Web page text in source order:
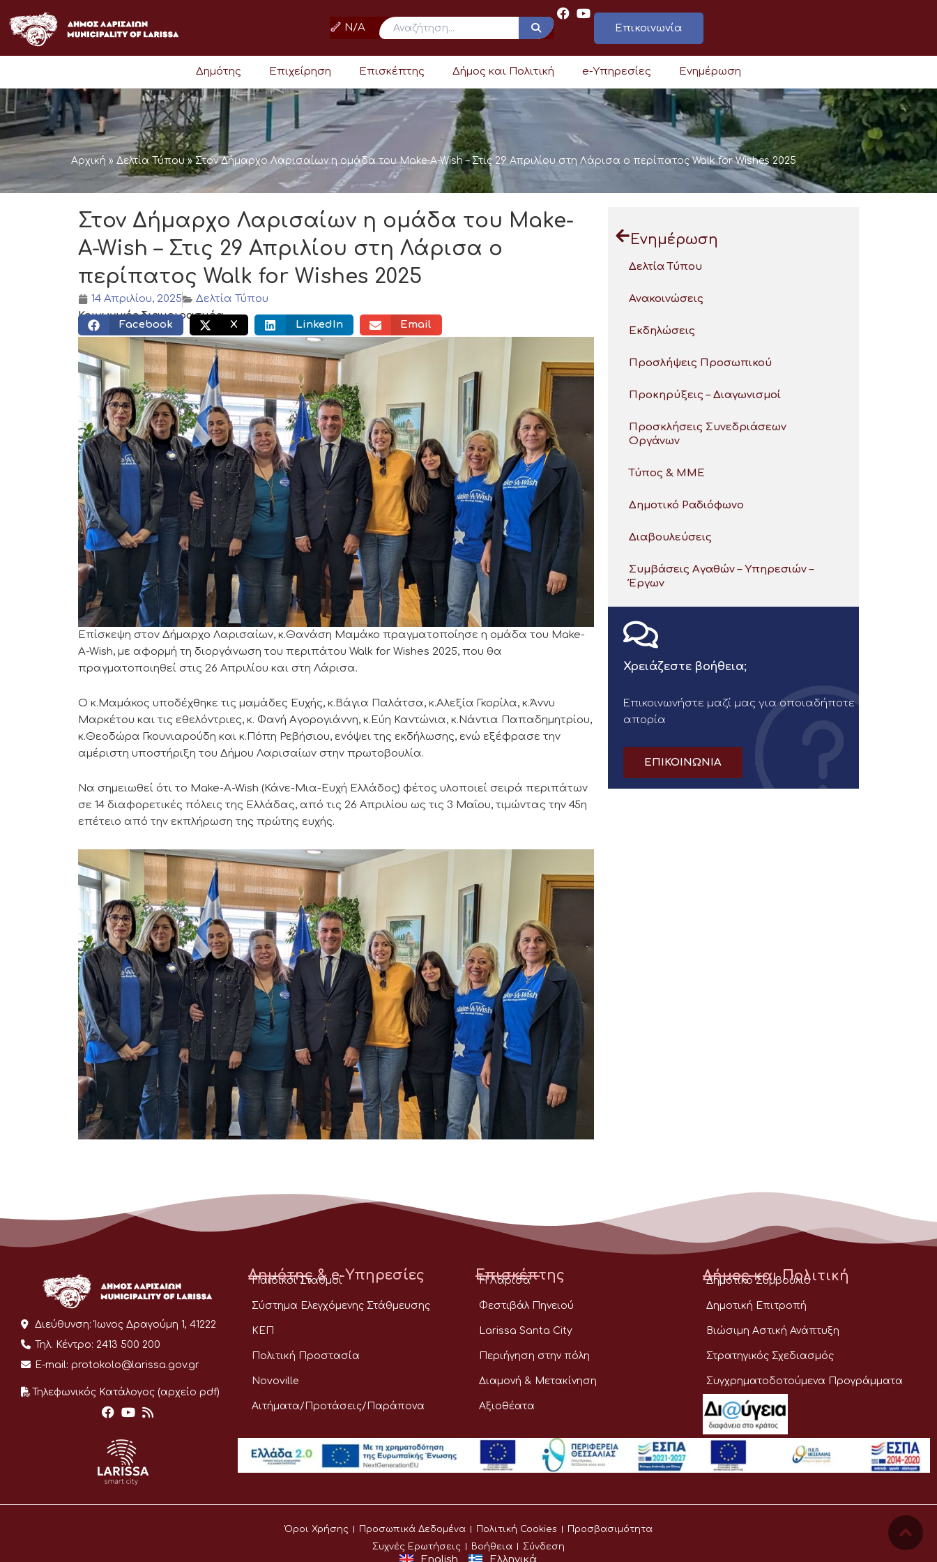
στο
περιεχόμενο
N/A Επικοινωνία
Δημότης Επιχείρηση Επισκέπτης Δήμος και Πολιτική e-Υπηρεσίες Ενημέρωση
Αρχική » Δελτία Τύπου»Στον Δήμαρχο Λαρισαίων η ομάδα του Make-A-Wish – Στις 29 Απριλίου στη Λάρισα ο περίπατος Walk for Wishes 2025
Στον Δήμαρχο Λαρισαίων η ομάδα του Make-
A-Wish – Στις 29 Απριλίου στη Λάρισα ο
περίπατος Walk for Wishes 2025
14 Απριλίου, 2025
Δελτία Τύπου
Κοινωνικός διαμοιρασμός:
Facebook X LinkedIn Email
Επίσκεψη στον Δήμαρχο Λαρισαίων, κ.Θανάση Μαμάκο πραγματοποίησε η ομάδα του Make-
A-Wish, με αφορμή τη διοργάνωση του περιπάτου Walk for Wishes 2025, που θα
πραγματοποιηθεί στις 26 Απριλίου και στη Λάρισα.
Ο κ.Μαμάκος υποδέχθηκε τις μαμάδες Ευχής, κ.Βάγια Παλάτσα, κ.Αλεξία Γκορίλα, κ.Άννυ
Μαρκέτου και τις εθελόντριες, κ. Φανή Αγορογιάννη, κ.Εύη Καντώνια, κ.Νάντια Παπαδημητρίου,
κ.Θεοδώρα Γκουνιαρούδη και κ.Πόπη Ρεβήσιου, ενόψει της εκδήλωσης, ενώ εξέφρασε την
αμέριστη υποστήριξη του Δήμου Λαρισαίων στην πρωτοβουλία.
Να σημειωθεί ότι το Make-A-Wish (Κάνε-Μια-Ευχή Ελλάδος) φέτος υλοποιεί σειρά περιπάτων
σε 14 διαφορετικές πόλεις της Ελλάδας, από τις 26 Απριλίου ως τις 3 Μαΐου, τιμώντας την 45η
επέτειο από την εκπλήρωση της πρώτης ευχής.
Ενημέρωση
Δελτία Τύπου
Ανακοινώσεις
Εκδηλώσεις
Προσλήψεις Προσωπικού
Προκηρύξεις – Διαγωνισμοί
Προσκλήσεις Συνεδριάσεων
Οργάνων
Τύπος & ΜΜΕ
Δημοτικό Ραδιόφωνο
Διαβουλεύσεις
Συμβάσεις Αγαθών – Υπηρεσιών –
Έργων
Χρειάζεστε βοήθεια;
Επικοινωνήστε μαζί μας για οποιαδήποτε
απορία
ΕΠΙΚΟΙΝΩΝΙΑ
Διεύθυνση: Ίωνος Δραγούμη 1, 41222
Τηλ. Κέντρο: 2413 500 200
E-mail: protokolo@larissa.gov.gr
Τηλεφωνικός Κατάλογος (αρχείο pdf)
Δημότης & e-Υπηρεσίες
Παιδικοί Σταθμοί
Σύστημα Ελεγχόμενης Στάθμευσης
ΚΕΠ
Πολιτική Προστασία
Novoville
Αιτήματα/Προτάσεις/Παράπονα
Επισκέπτης
Η Λάρισα
Φεστιβάλ Πηνειού
Larissa Santa City
Περιήγηση στην πόλη
Διαμονή & Μετακίνηση
Αξιοθέατα
Δήμος και Πολιτική
Δημοτικό Συμβούλιο
Δημοτική Επιτροπή
Βιώσιμη Αστική Ανάπτυξη
Στρατηγικός Σχεδιασμός
Συγχρηματοδοτούμενα Προγράμματα
Όροι Χρήσης Προσωπικά Δεδομένα Πολιτική Cookies
Προσβασιμότητα
Συχνές Ερωτήσεις
Βοήθεια Σύνδεση